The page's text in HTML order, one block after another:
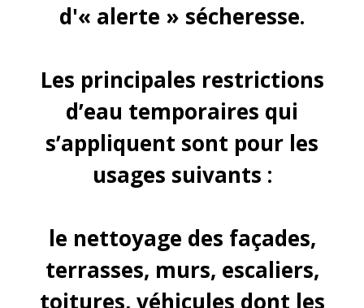
d'« alerte » sécheresse.
Les principales restrictions
d’eau temporaires qui
s’appliquent sont pour les
usages suivants :
le nettoyage des façades,
terrasses, murs, escaliers,
toitures, véhicules dont les